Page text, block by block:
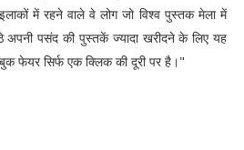
में रहने वाले वे लोग जो विश्व पुस्तक मेला में
पसंद की पुस्तकें ज्यादा खरीदने के लिए यह
फेयर सिर्फ एक क्लिक की दूरी पर है।"